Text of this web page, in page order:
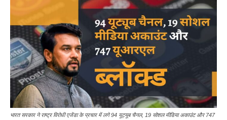
भारत सरकार ने राष्ट्र विरोधी एजेंडा के प्रचार में लगे 94 यूट्यूब चैनल, 19 सोशल मीडिया अकाउंट और 747